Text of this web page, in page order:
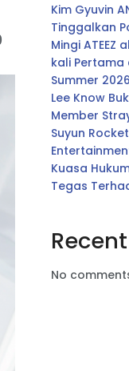
Kim Gyuvin
Tinggalkan
Mingi ATEEZ
kali Pertama
Summer
Lee Know
Member
Suyun
Kuasa
Tegas
No